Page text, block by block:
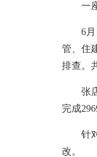
一座
6月17
管、住
排查。
张店
完成
针对
改。